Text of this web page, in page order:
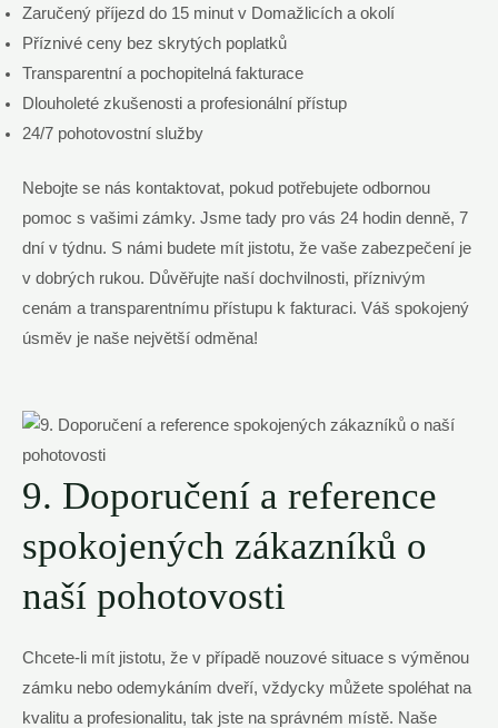
Zaručený příjezd do 15 minut v Domažlicích a okolí
Příznivé ceny bez skrytých poplatků
Transparentní a pochopitelná fakturace
Dlouholeté zkušenosti a profesionální přístup
24/7 pohotovostní služby
Nebojte se nás kontaktovat, pokud potřebujete odbornou
pomoc s vašimi zámky. Jsme tady pro vás 24 hodin denně, 7
dní v týdnu. S námi budete mít jistotu, že vaše zabezpečení je
v dobrých rukou. Důvěřujte naší dochvilnosti, příznivým
cenám a transparentnímu přístupu k fakturaci. Váš spokojený
úsměv je naše největší odměna!
9. Doporučení a reference
spokojených zákazníků o
naší pohotovosti
Chcete-li mít jistotu, že v případě nouzové situace s výměnou
zámku nebo odemykáním dveří, vždycky můžete spoléhat na
kvalitu a profesionalitu, tak jste na správném místě. Naše